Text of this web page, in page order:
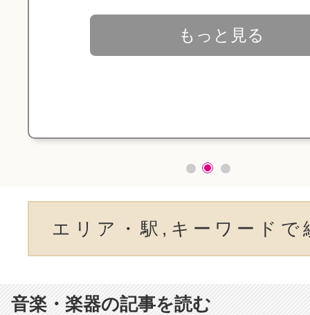
もっと見る
エリア・駅,キーワードで
音楽・楽器の記事を読む